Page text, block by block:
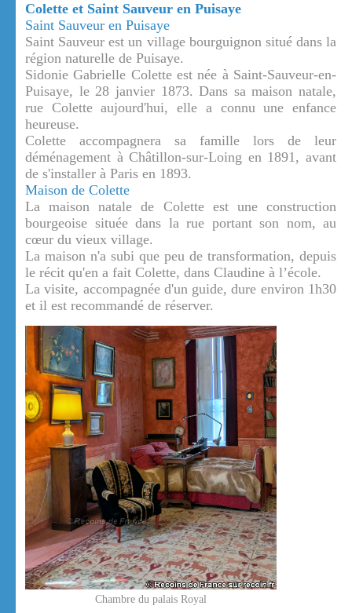
Colette et Saint Sauveur en Puisaye
Saint Sauveur en Puisaye
Saint Sauveur est un village bourguignon situé dans la
région naturelle de Puisaye.
Sidonie Gabrielle Colette est née à Saint-Sauveur-en-
Puisaye, le 28 janvier 1873. Dans sa maison natale,
rue Colette aujourd'hui, elle a connu une enfance
heureuse.
Colette accompagnera sa famille lors de leur
déménagement à Châtillon-sur-Loing en 1891, avant
de s'installer à Paris en 1893.
Maison de Colette
La maison natale de Colette est une construction
bourgeoise située dans la rue portant son nom, au
cœur du vieux village.
La maison n'a subi que peu de transformation, depuis
le récit qu'en a fait Colette, dans Claudine à l’école.
La visite, accompagnée d'un guide, dure environ 1h30
et il est recommandé de réserver.
Chambre du palais Royal